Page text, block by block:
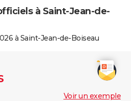
à Saint-Jean-de-
à Saint-Jean-de-Boiseau
Voir un exemple